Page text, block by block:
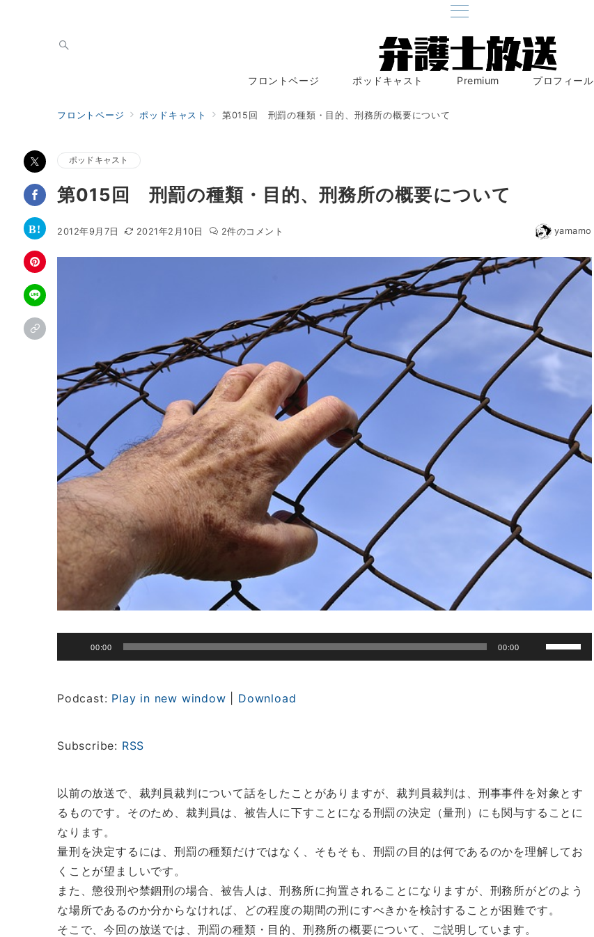
フロントページ ポッドキャスト Premium プロフィール
フロントページ ポッドキャスト 第015回 刑罰の種類・目的、刑務所の概要について
ポッドキャスト
第015回 刑罰の種類・目的、刑務所の概要について
2012年9月7日 2021年2月10日
第
回
類・
目
的、
刑
務
所
の
概
要
に
つ
い
て
第
回
類・
目
的、
刑
務
所
の
概
要
に
つ
い
て
へ
の
2件のコメント yamamo
声
レ
ー
00:00 00:00
リ
上
下
印
ー
使
Podcast: Play in new window Download
Subscribe: RSS
以前の放送で、裁判員裁判について話をしたことがありますが、裁判員裁判は、刑事事件を対象とす
るものです。そのため、裁判員は、被告人に下すことになる刑罰の決定（量刑）にも関与することに
なります。
量刑を決定するには、刑罰の種類だけではなく、そもそも、刑罰の目的は何であるのかを理解してお
くことが望ましいです。
また、懲役刑や禁錮刑の場合、被告人は、刑務所に拘置されることになりますが、刑務所がどのよう
な場所であるのか分からなければ、どの程度の期間の刑にすべきかを検討することが困難です。
そこで、今回の放送では、刑罰の種類・目的、刑務所の概要について、ご説明しています。